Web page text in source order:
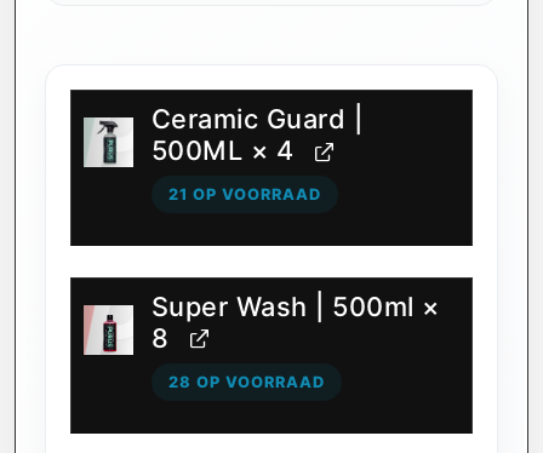
Ceramic Guard |
500ML × 4
21 OP VOORRAAD
Super Wash | 500ml ×
8
28 OP VOORRAAD